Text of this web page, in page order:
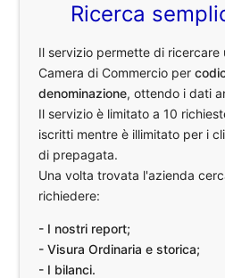
Ricerca
Il servizio permette di ricercare
Camera di Commercio per
denominazione, ottendo i dati
Il servizio è limitato a 10
iscritti mentre è illimitato per i
di prepagata.
Una volta trovata l'azienda
richiedere:
- I nostri report;
- Visura Ordinaria e storica;
- I bilanci.